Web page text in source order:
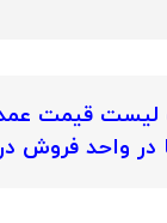
لیست قیمت
در واحد فروش